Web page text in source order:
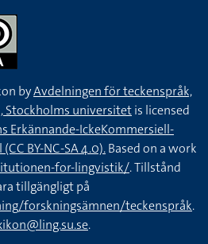
byAvdelningen för teckenspråk,
universitetis licensed
Erkännande-IckeKommersiell-
BY-NC-SA 4.0).Based on a work
for-lingvistik/. Tillstånd
tillgängligt på
forskningsämnen/teckenspråk.
.